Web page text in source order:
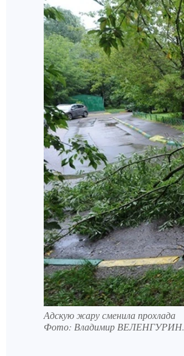
Адскую жару сменила прохлада
Фото: Владимир ВЕЛЕНГУРИН.